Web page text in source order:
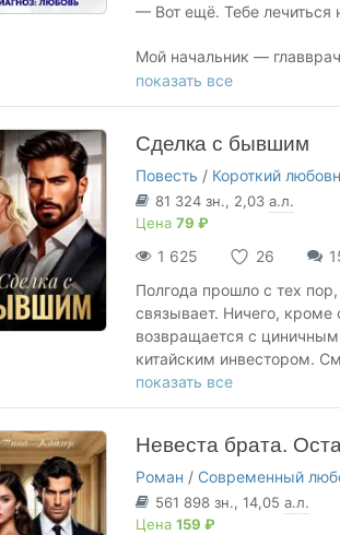
Ваши комментарии
— Вот ещё. Тебе лечиться
Мой начальник —
решил, что я
явился ко мне домой с
Вас ожидают в истории:
🔥 властный герой с
🔥 неунывающая героиня,
🔥 служебный роман,
🔥 любовный треугольник,
🔥 предательство,
🔥 пушистый защитник.
НЕ ЗАБУДЬТЕ ДОБАВИТЬ
ГРАФИК ВЫХОДА: каждый
показать все
Сделка с бывшим
Повесть / Короткий
81 324 зн., 2,03 а.л.
Цена 79 ₽
1 625 26
Полгода прошло с тех
связывает. Ничего,
возвращается с
китайским инвестором.
хрупкое перемирие
🔥 властный герой,
🔥 сильная героиня,
🔥 от ненависти до любви,
🔥 любовь и страсть,
показать все
Невеста брата.
Роман / Современный
561 898 зн., 14,05 а.л.
Цена 159 ₽